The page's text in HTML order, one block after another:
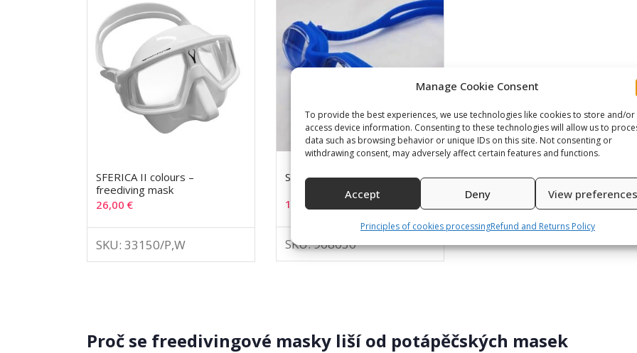
Manage Cookie Consent
To provide the best experiences, we use technologies like cookies to store and/or
access device information. Consenting to these technologies will allow us to
data such as browsing behavior or unique IDs on this site. Not consenting or
withdrawing consent, may adversely affect certain features and functions.
Accept Deny View preferences
Principles of cookies processingRefund and Returns Policy
SFERICA II colours –
freediving mask
26,00 €
SKU: 33150/P,W
Swimming goggles
10,00
SKU: 908030
Proč se freedivingové masky liší od potápěčských masek